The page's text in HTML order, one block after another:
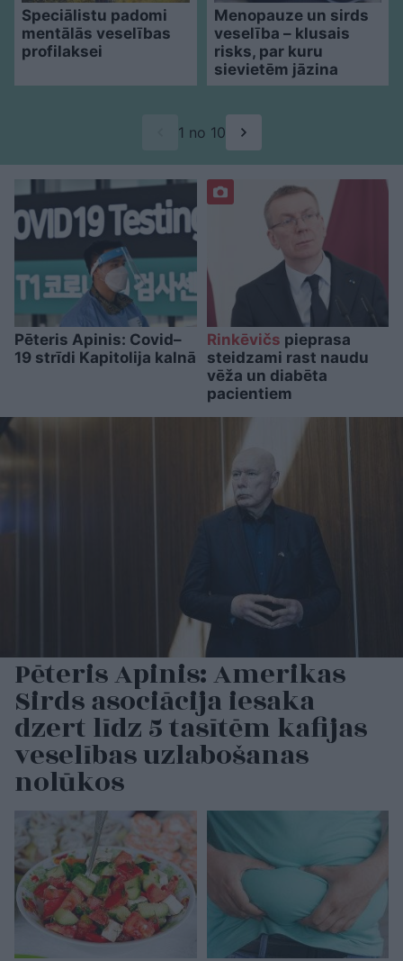
Speciālistu padomi
mentālās veselības
profilaksei
Menopauze un sirds
veselība – klusais
risks, par kuru
sievietēm jāzina
1 no 10
Pēteris Apinis: Covid–
19 strīdi Kapitolija kalnā
Rinkēvičs pieprasa
steidzami rast naudu
vēža un diabēta
pacientiem
Pēteris Apinis: Amerikas
Sirds asociācija iesaka
dzert līdz 5 tasītēm kafijas
veselības uzlabošanas
nolūkos